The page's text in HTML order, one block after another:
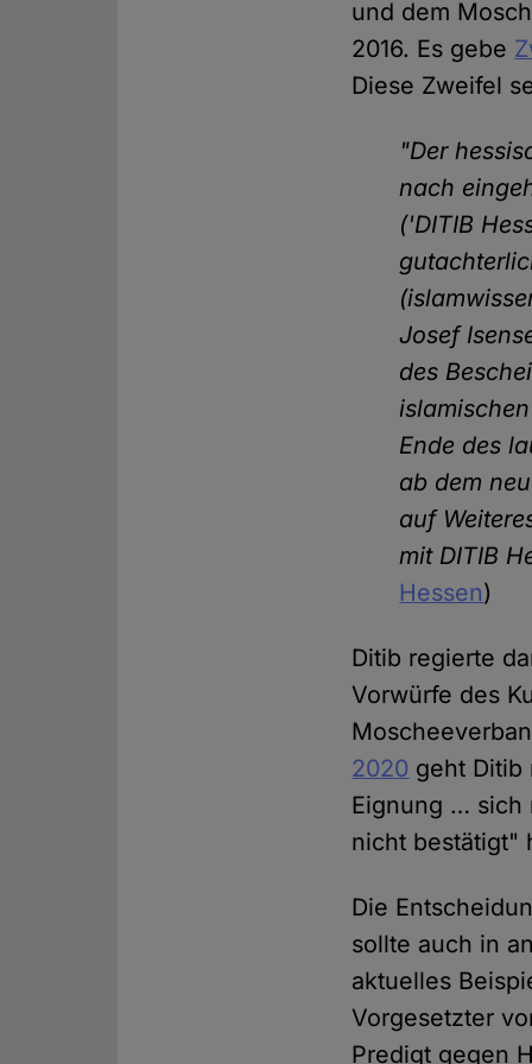
und dem
2016. Es gebe
Diese Zweifel
"Der
nach
('DITIB
Josef
des
Ende des
ab dem
auf
mit DITIB
Hessen)
Ditib regierte
Vorwürfe des
2020 geht Ditib
Eignung … sich
nicht bestätigt"
Die
sollte auch in
aktuelles
Vorgesetzter
Predigt gegen